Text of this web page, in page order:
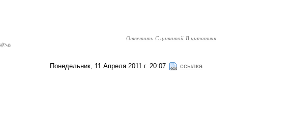
Ответить С цитатой В цитатник
Понедельник, 11 Апреля 2011 г. 20:07 ссылка